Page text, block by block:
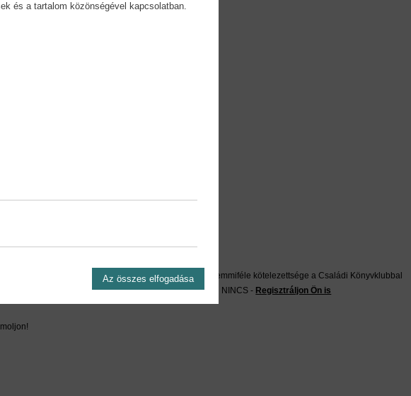
Önnek semmiféle kötelezettsége a Családi Könyvklubbal
szemben NINCS - Regisztráljon Ön is
és a tartalom közönségével kapcsolatban.
Az összes elfogadása